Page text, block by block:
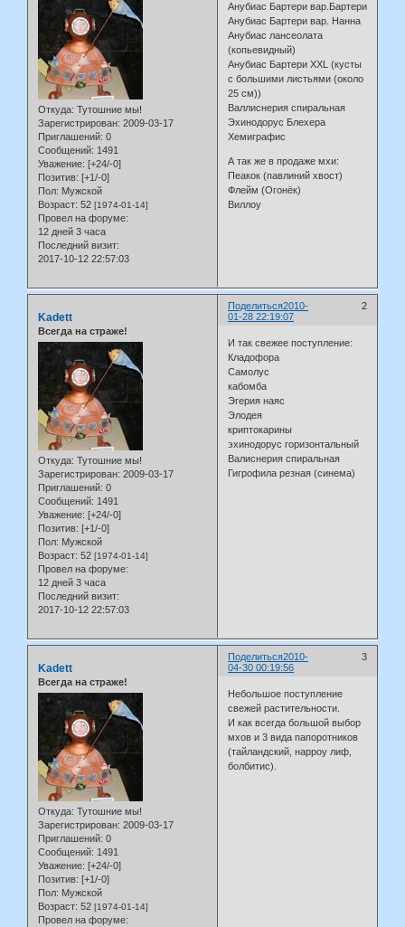
Откуда: Тутошние мы!
Зарегистрирован: 2009-03-17
Приглашений: 0
Сообщений: 1491
Уважение: [+24/-0]
Позитив: [+1/-0]
Пол: Мужской
Возраст: 52 [1974-01-14]
Провел на форуме:
12 дней 3 часа
Последний визит:
2017-10-12 22:57:03
Анубиас Бартери вар.Бартери
Анубиас Бартери вар. Нанна
Анубиас лансеолата
(копьевидный)
Анубиас Бартери ХХL (кусты
с большими листьями (около
25 см))
Валлиснерия спиральная
Эхинодорус Блехера
Хемиграфис
А так же в продаже мхи:
Пеакок (павлиний хвост)
Флейм (Огонёк)
Виллоу
Поделиться 2
2010-
01-28 22:19:07
Kadett
Всегда на страже!
Откуда: Тутошние мы!
Зарегистрирован: 2009-03-17
Приглашений: 0
Сообщений: 1491
Уважение: [+24/-0]
Позитив: [+1/-0]
Пол: Мужской
Возраст: 52 [1974-01-14]
Провел на форуме:
12 дней 3 часа
Последний визит:
2017-10-12 22:57:03
И так свежее поступление:
Кладофора
Самолус
кабомба
Эгерия наяс
Элодея
криптокарины
эхинодорус горизонтальный
Валиснерия спиральная
Гигрофила резная (синема)
Поделиться 3
2010-
04-30 00:19:56
Kadett
Всегда на страже!
Откуда: Тутошние мы!
Зарегистрирован: 2009-03-17
Приглашений: 0
Сообщений: 1491
Уважение: [+24/-0]
Позитив: [+1/-0]
Пол: Мужской
Возраст: 52 [1974-01-14]
Провел на форуме:
Небольшое поступление
свежей растительности.
И как всегда большой выбор
мхов и 3 вида папоротников
(тайландский, нарроу лиф,
болбитис).